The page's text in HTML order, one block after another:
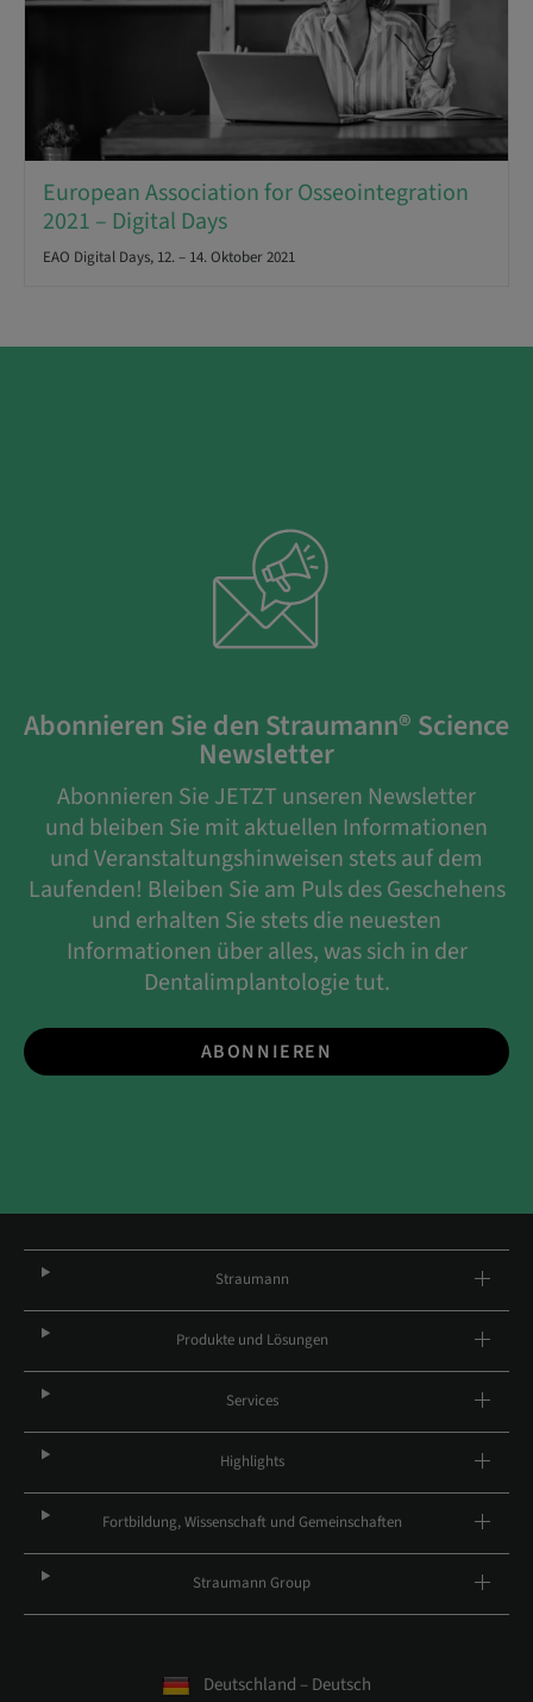
European Association for Osseointegration
2021 – Digital Days
EAO Digital Days, 12. – 14. Oktober 2021
Abonnieren Sie den Straumann® Science
Newsletter
Abonnieren Sie JETZT unseren Newsletter
und bleiben Sie mit aktuellen Informationen
und Veranstaltungshinweisen stets auf dem
Laufenden! Bleiben Sie am Puls des Geschehens
und erhalten Sie stets die neuesten
Informationen über alles, was sich in der
Dentalimplantologie tut.
ABONNIEREN
Straumann
Produkte und Lösungen
Services
Highlights
Fortbildung, Wissenschaft und Gemeinschaften
Straumann Group
Deutschland – Deutsch